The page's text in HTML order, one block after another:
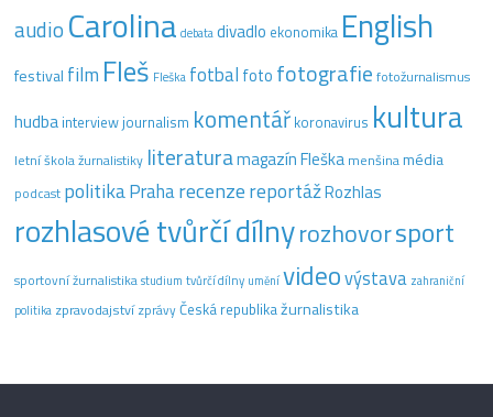
audio Carolina debata divadlo ekonomika English
festival film Fleš Fleška fotbal foto fotografie fotožurnalismus
hudba interview journalism komentář koronavirus kultura
letní škola žurnalistiky literaturamagazín Fleška menšinamédia
podcast politikaPraharecenzereportážRozhlas
rozhlasové tvůrčí dílnyrozhovorsport
sportovní žurnalistika studium tvůrčí dílny uměnívideovýstava zahraniční
politika zpravodajstvízprávyČeská republikažurnalistika